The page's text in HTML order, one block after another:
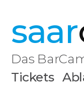
Inhaltsaar
Das
Tickets